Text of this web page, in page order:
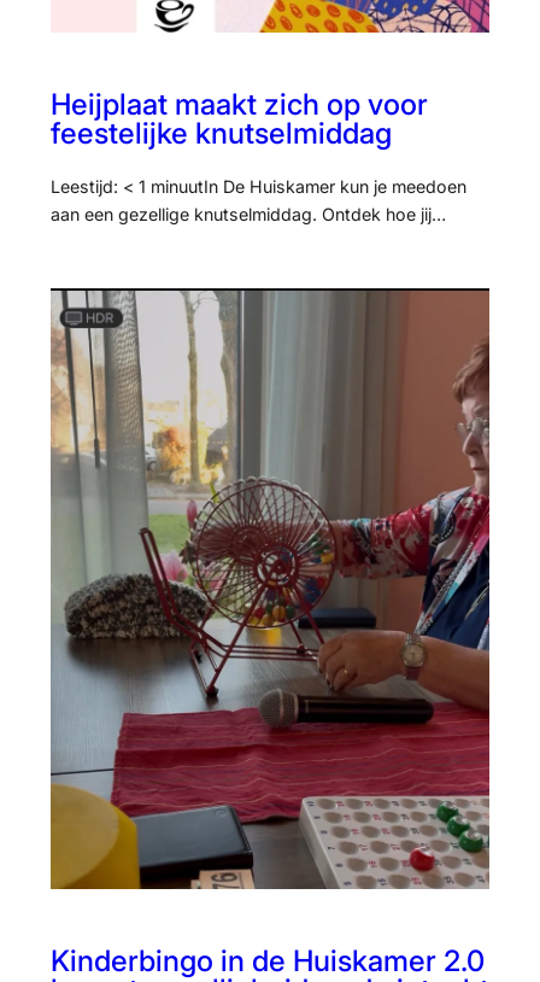
Heijplaat maakt zich op voor
feestelijke knutselmiddag
Leestijd: < 1 minuutIn De Huiskamer kun je meedoen
aan een gezellige knutselmiddag. Ontdek hoe jij…
Kinderbingo in de Huiskamer 2.0